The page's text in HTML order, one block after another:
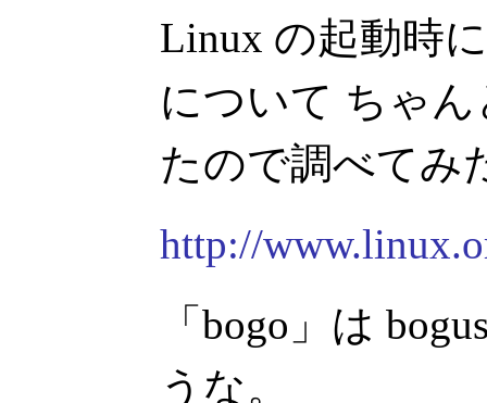
Linux の起動時
について ちゃ
たので調べてみ
http://
「bogo」は
うな。